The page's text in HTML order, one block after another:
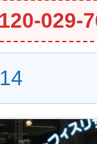
029-